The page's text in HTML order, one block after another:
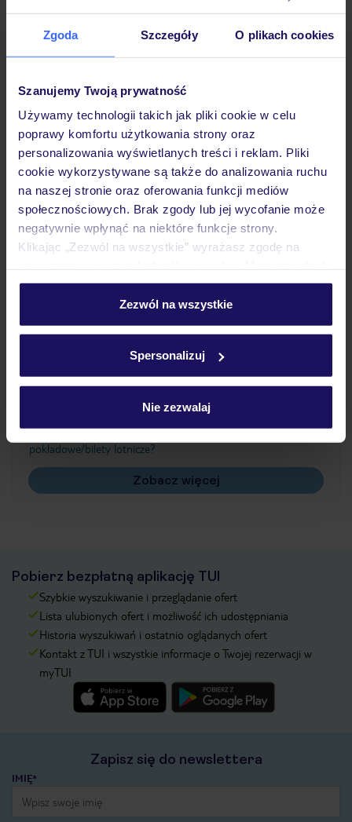
Zgoda Szczegóły O plikach cookies
Szanujemy Twoją prywatność
Używamy technologii takich jak pliki cookie w celu
poprawy komfortu użytkowania strony oraz
personalizowania wyświetlanych treści i reklam. Pliki
cookie wykorzystywane są także do analizowania ruchu
na naszej stronie oraz oferowania funkcji mediów
społecznościowych. Brak zgody lub jej wycofanie może
negatywnie wpłynąć na niektóre funkcje strony.
Klikając „Zezwól na wszystkie” wyrażasz zgodę na
personalizować swój wybór wchodząc w zakładkę
Szczegółowe informacje o plikach cookie znajdziesz
Zezwól na wszystkie
Spersonalizuj
Nie zezwalaj
Hotel
Pokoje
Wyżywienie
Atrakcje
Ważne informacje
Często zadawane pytania
Czy w Hotelu będzie przedstawiciel TUI?
pokładowe/bilety lotnicze?
Zobacz więcej
Pobierz bezpłatną aplikację TUI
Szybkie wyszukiwanie i przeglądanie ofert
Lista ulubionych ofert i możliwość ich udostępniania
Historia wyszukiwań i ostatnio oglądanych ofert
Kontakt z TUI i wszystkie informacje o Twojej rezerwacji w
myTUI
Zapisz się do newslettera
IMIĘ*